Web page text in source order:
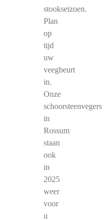
stookseizoen.
Plan
op
tijd
uw
veegbeurt
in.
Onze
schoorsteenvegers
in
Rossum
staan
ook
in
2025
weer
voor
u